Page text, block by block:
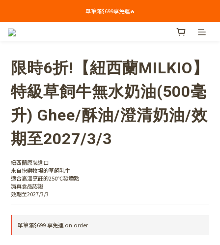
單筆滿$699享免運🔥
單筆滿$699享免運🔥
限時6折!【紐西蘭MILKIO】
特級草飼牛無水奶油(500毫
升) Ghee/酥油/澄清奶油/效
期至2027/3/3
紐西蘭原裝進口
來自快樂牧場的草飼乳牛
適合高溫烹飪的250℃發煙點
清真食品認證
效期至2027/3/3
單筆滿$699 享免運 on order